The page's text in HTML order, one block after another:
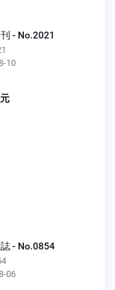
- No.2021
10
- No.0854
06